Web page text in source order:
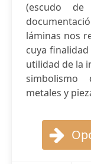
(escudo
láminas nos
cuya
utilidad de la
simbolismo
metales y